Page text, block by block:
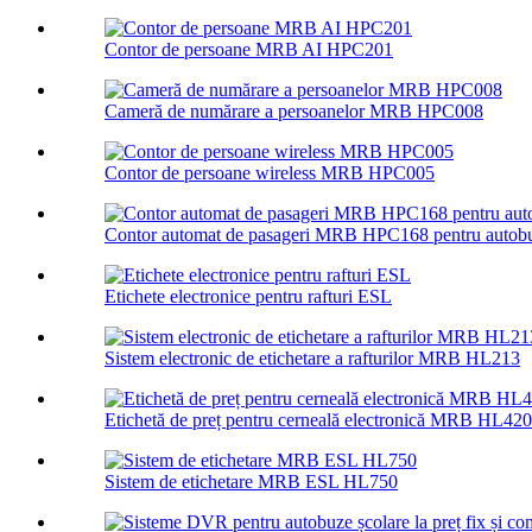
Contor de persoane MRB AI HPC201
Cameră de numărare a persoanelor MRB HPC008
Contor de persoane wireless MRB HPC005
Contor automat de pasageri MRB HPC168 pentru
Etichete electronice pentru rafturi ESL
Sistem electronic de etichetare a rafturilor MRB HL213
Etichetă de preț pentru cerneală electronică MRB HL420
Sistem de etichetare MRB ESL HL750